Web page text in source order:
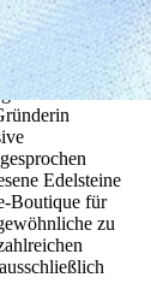
- das
der Gedanke,
nahe
Edelsteine
Boutique für
zu